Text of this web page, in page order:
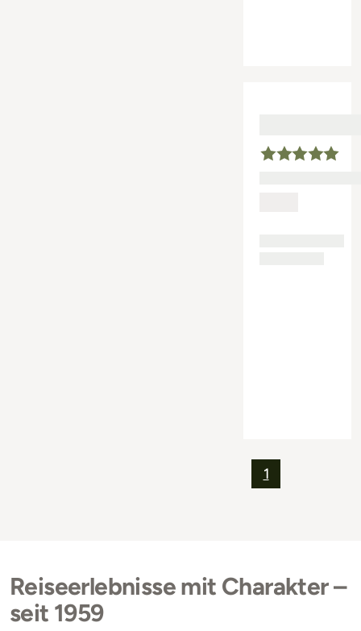
1
Reiseerlebnisse mit Charakter –
seit 1959